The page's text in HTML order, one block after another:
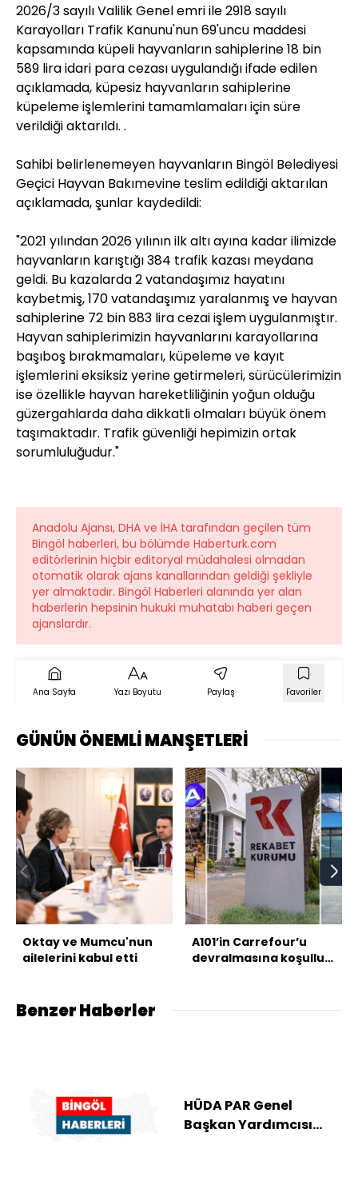
2026/3 sayılı Valilik Genel emri ile 2918 sayılı
Karayolları Trafik Kanunu'nun 69'uncu maddesi
kapsamında küpeli hayvanların sahiplerine 18 bin
589 lira idari para cezası uygulandığı ifade edilen
açıklamada, küpesiz hayvanların sahiplerine
küpeleme işlemlerini tamamlamaları için süre
verildiği aktarıldı. .
Sahibi belirlenemeyen hayvanların Bingöl Belediyesi
Geçici Hayvan Bakımevine teslim edildiği aktarılan
açıklamada, şunlar kaydedildi:
"2021 yılından 2026 yılının ilk altı ayına kadar ilimizde
hayvanların karıştığı 384 trafik kazası meydana
geldi. Bu kazalarda 2 vatandaşımız hayatını
kaybetmiş, 170 vatandaşımız yaralanmış ve hayvan
sahiplerine 72 bin 883 lira cezai işlem uygulanmıştır.
Hayvan sahiplerimizin hayvanlarını karayollarına
başıboş bırakmamaları, küpeleme ve kayıt
işlemlerini eksiksiz yerine getirmeleri, sürücülerimizin
ise özellikle hayvan hareketliliğinin yoğun olduğu
güzergahlarda daha dikkatli olmaları büyük önem
taşımaktadır. Trafik güvenliği hepimizin ortak
sorumluluğudur."
Anadolu Ajansı, DHA ve İHA tarafından geçilen tüm
Bingöl haberleri, bu bölümde Haberturk.com
editörlerinin hiçbir editoryal müdahalesi olmadan
otomatik olarak ajans kanallarından geldiği şekliyle
yer almaktadır. Bingöl Haberleri alanında yer alan
haberlerin hepsinin hukuki muhatabı haberi geçen
ajanslardır.
Ana Sayfa Yazı Boyutu Paylaş Favoriler
GÜNÜN ÖNEMLİ MANŞETLERİ
Oktay ve Mumcu'nun
ailelerini kabul etti
A101’in Carrefour’u
devralmasına koşullu
Benzer Haberler
HÜDA PAR Genel
Başkan Yardımcısı